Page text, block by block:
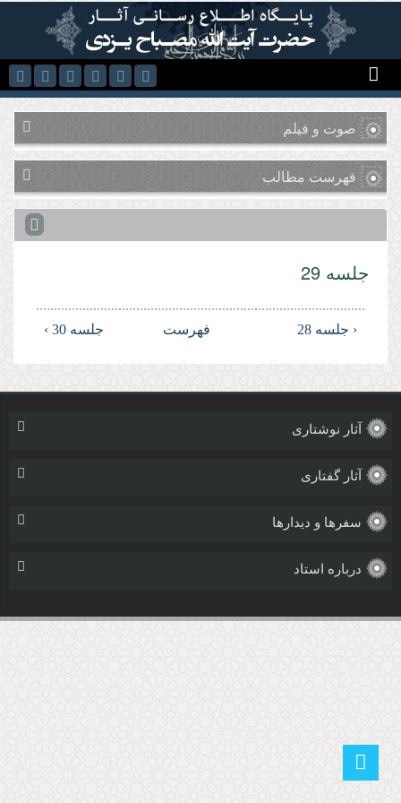
رفتن به محتوای اصلی
صوت و فیلم
فهرست مطالب
جلسه 29
‹ جلسه 28 فهرست جلسه 30 ›
آثار نوشتاری
آثار گفتاری
سفرها و دیدارها
درباره استاد